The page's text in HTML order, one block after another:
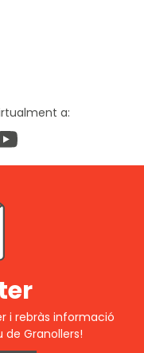
a:
i rebràs informació
Granollers!